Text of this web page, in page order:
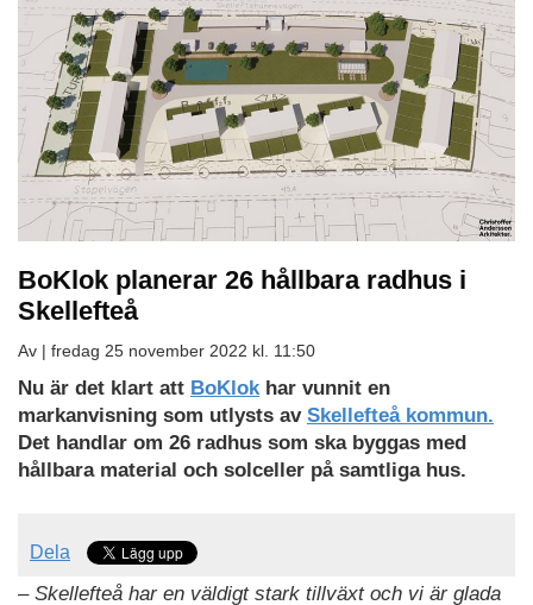
BoKlok planerar 26 hållbara radhus i
Skellefteå
Av | fredag 25 november 2022 kl. 11:50
Nu är det klart att BoKlokhar vunnit en
markanvisning som utlysts av Skellefteå kommun.
Det handlar om 26 radhus som ska byggas med
hållbara material och solceller på samtliga hus.
Dela
– Skellefteå har en väldigt stark tillväxt och vi är glada